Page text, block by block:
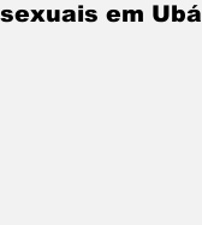
sexuais em Ubá